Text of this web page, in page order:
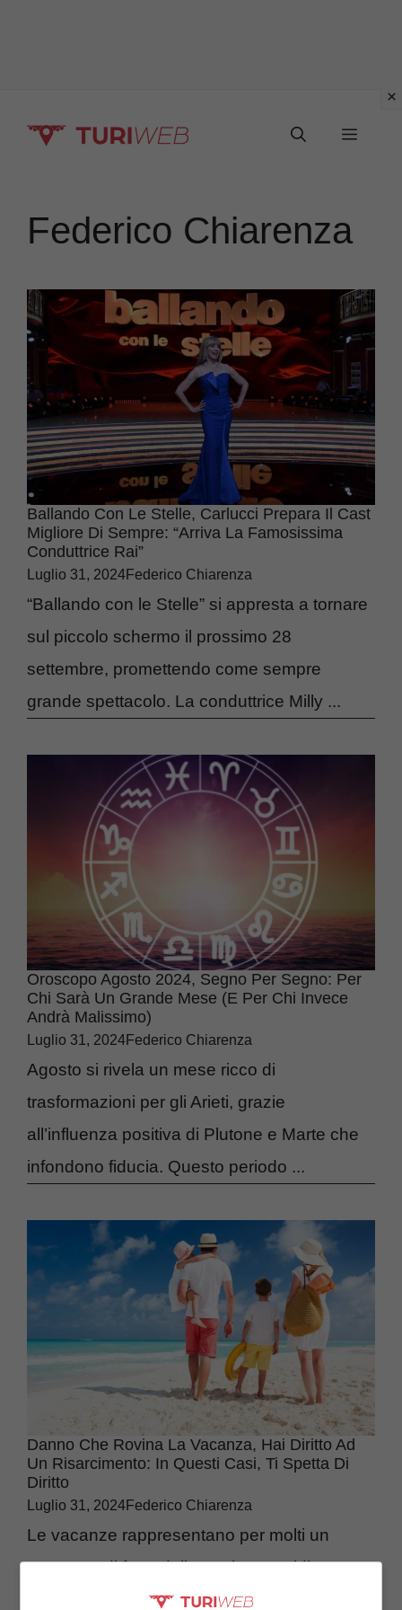
Menu
Federico Chiarenza
Ballando Con Le Stelle, Carlucci Prepara Il Cast
Migliore Di Sempre: “Arriva La Famosissima
Conduttrice Rai”
Luglio 31, 2024Federico Chiarenza
“Ballando con le Stelle” si appresta a tornare
sul piccolo schermo il prossimo 28
settembre, promettendo come sempre
grande spettacolo. La conduttrice Milly ...
Oroscopo Agosto 2024, Segno Per Segno: Per
Chi Sarà Un Grande Mese (e Per Chi Invece
Andrà Malissimo)
Luglio 31, 2024Federico Chiarenza
Agosto si rivela un mese ricco di
trasformazioni per gli Arieti, grazie
all’influenza positiva di Plutone e Marte che
infondono fiducia. Questo periodo ...
Danno Che Rovina La Vacanza, Hai Diritto Ad
Un Risarcimento: In Questi Casi, Ti Spetta Di
Diritto
Luglio 31, 2024Federico Chiarenza
Le vacanze rappresentano per molti un
momento di fuga dalla routine quotidiana,
un’occasione per rilassarsi e vivere